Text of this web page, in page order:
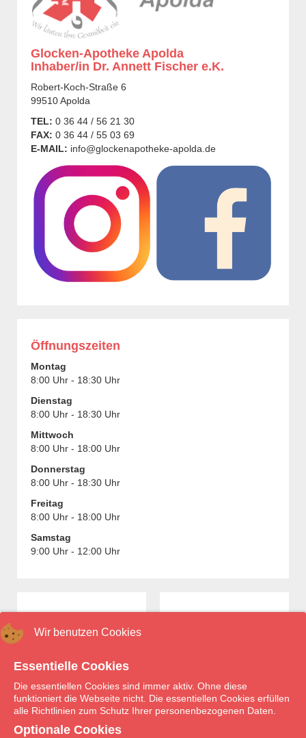
Glocken-Apotheke Apolda
Inhaber/in Dr. Annett Fischer e.K.
Robert-Koch-Straße 6
99510 Apolda
TEL: 0 36 44 / 56 21 30
FAX: 0 36 44 / 55 03 69
E-MAIL: info@glockenapotheke-apolda.de
Öffnungszeiten
Montag
8:00 Uhr - 18:30 Uhr
Dienstag
8:00 Uhr - 18:30 Uhr
Mittwoch
8:00 Uhr - 18:00 Uhr
Donnerstag
8:00 Uhr - 18:30 Uhr
Freitag
8:00 Uhr - 18:00 Uhr
Samstag
9:00 Uhr - 12:00 Uhr
Medikamente
vorbestellen
Notdienst
Wir benutzen Cookies
Essentielle Cookies
Die essentiellen Cookies sind immer aktiv. Ohne diese
funktioniert die Webseite nicht. Die essentiellen Cookies erfüllen
alle Richtlinien zum Schutz Ihrer personenbezogenen Daten.
Optionale Cookies